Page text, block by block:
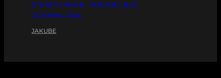
CONTINUE READING
22 DUBNA, 2024
JAKUBE